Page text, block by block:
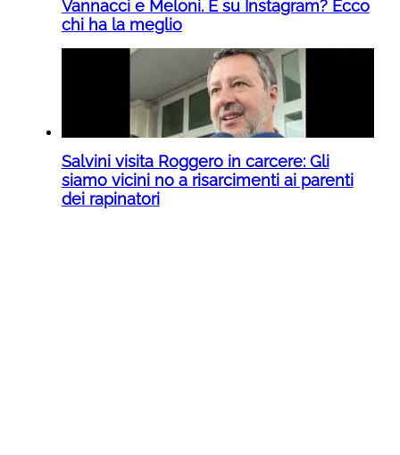
Vannacci e Meloni. E su Instagram? Ecco
chi ha la meglio
Salvini visita Roggero in carcere: Gli
siamo vicini no a risarcimenti ai parenti
dei rapinatori